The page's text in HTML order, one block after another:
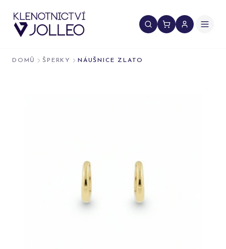
DOMŮ ŠPERKY NÁUŠNICE ZLATO